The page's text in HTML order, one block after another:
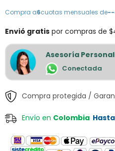
Compra a6cuotas mensuales de--
Envió gratis por compras de
Asesoría
Conectada
Compra protegida /
Envío en Colombia